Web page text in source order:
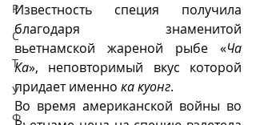
Р
С
Т
У
Ф
Известность специя получила
благодаря знаменитой
вьетнамской жареной рыбе «Ча
Ка», неповторимый вкус которой
придает именно ка куонг.
Во время американской войны во